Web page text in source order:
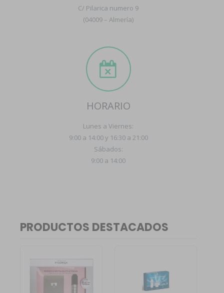
C/ Pilarica numero 9
(04009 – Almería)
HORARIO
Lunes a Viernes:
9:00 a 14:00 y 16:30 a 21:00
Sábados:
9:00 a 14:00